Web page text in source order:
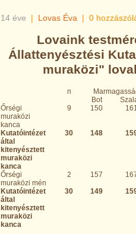
14 éve | Lovas Éva | 0
Lovaink
Állattenyésztési
muraközi"
n
Bot
Őrségi
muraközi
kanca
9 150
Kutatóintézet
által
kitenyésztett
muraközi
kanca
30 148
Őrségi
muraközi mén
2 157
Kutatóintézet
által
kitenyésztett
muraközi
kanca
30 149